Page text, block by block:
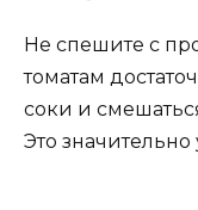
Не спешите с
томатам
соки и
Это значительно